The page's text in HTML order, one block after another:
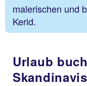
malerischen und
Kerid.
Urlaub